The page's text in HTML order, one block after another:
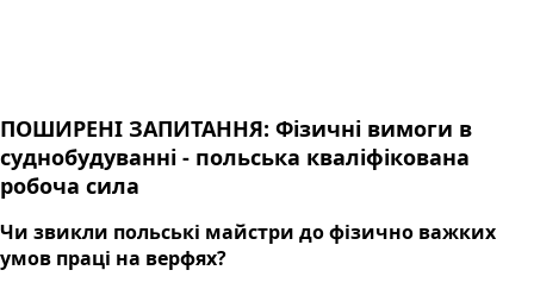
ПОШИРЕНІ ЗАПИТАННЯ: Фізичні вимоги в
суднобудуванні - польська кваліфікована
робоча сила
Чи звикли польські майстри до фізично важких
умов праці на верфях?